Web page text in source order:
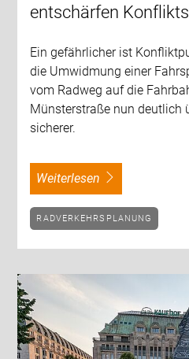
entschärfen
Ein gefährlicher ist
die Umwidmung einer
vom Radweg auf die
Münsterstraße nun deutlich
sicherer.
weiterlesen
RADVERKEHRSPLANUNG